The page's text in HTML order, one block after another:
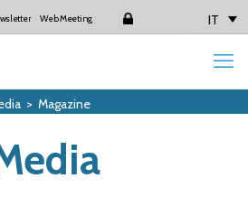
Web Meeting IT
> Magazine